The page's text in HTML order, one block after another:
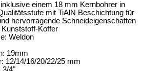
einem 18 mm Kernbohrer in
mit TiAlN Beschichtung für
hervorragende Schneideigenschaften
Koffer
Weldon
19mm
12/14/16/20/22/25 mm